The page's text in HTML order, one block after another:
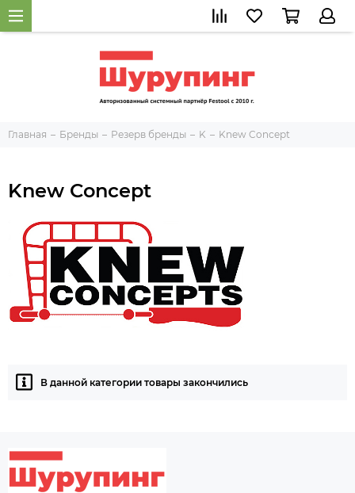
Главная Бренды Резерв бренды K Knew Concept
Knew Concept
В данной категории товары закончились